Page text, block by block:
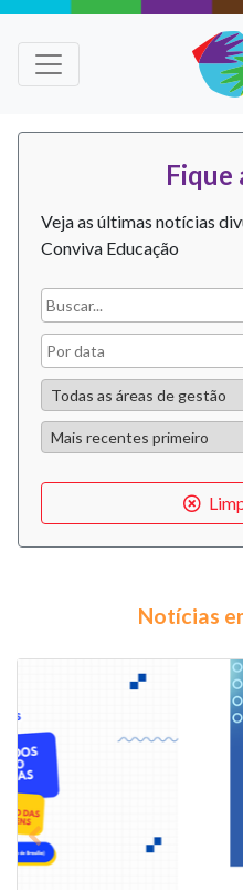
Fique
Veja as últimas notícias
Conviva Educação
Notícias
Previous